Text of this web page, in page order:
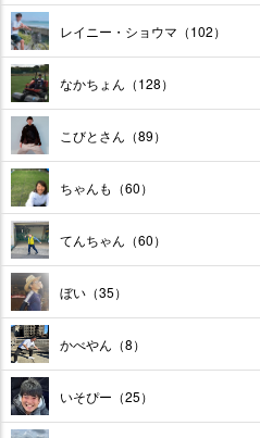
レイニー・ショウマ（102）
なかちょん（128）
こびとさん（89）
ちゃんも（60）
てんちゃん（60）
ぼい（35）
かべやん（8）
いそぴー（25）